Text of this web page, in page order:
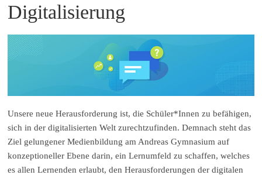
Digitalisierung
Unsere neue Herausforderung ist, die Schüler*Innen zu befähigen,
sich in der digitalisierten Welt zurechtzufinden. Demnach steht das
Ziel gelungener Medienbildung am Andreas Gymnasium auf
konzeptioneller Ebene darin, ein Lernumfeld zu schaffen, welches
es allen Lernenden erlaubt, den Herausforderungen der digitalen